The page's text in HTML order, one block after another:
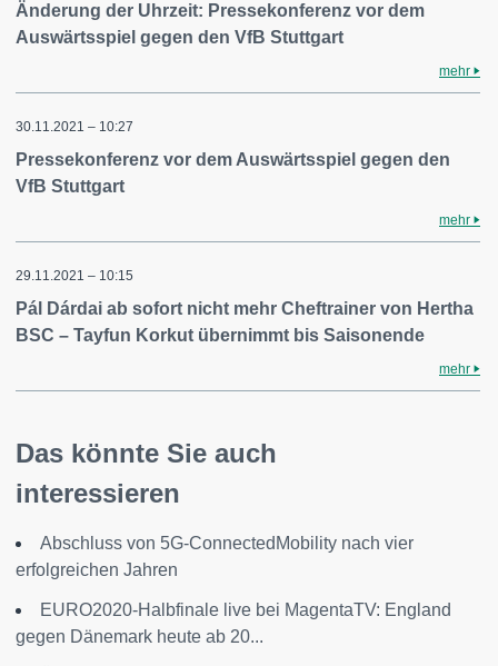
Änderung der Uhrzeit: Pressekonferenz vor dem
Auswärtsspiel gegen den VfB Stuttgart
mehr
30.11.2021 – 10:27
Pressekonferenz vor dem Auswärtsspiel gegen den
VfB Stuttgart
mehr
29.11.2021 – 10:15
Pál Dárdai ab sofort nicht mehr Cheftrainer von Hertha
BSC – Tayfun Korkut übernimmt bis Saisonende
mehr
Das könnte Sie auch
interessieren
Abschluss von 5G-ConnectedMobility nach vier
erfolgreichen Jahren
EURO2020-Halbfinale live bei MagentaTV: England
gegen Dänemark heute ab 20...